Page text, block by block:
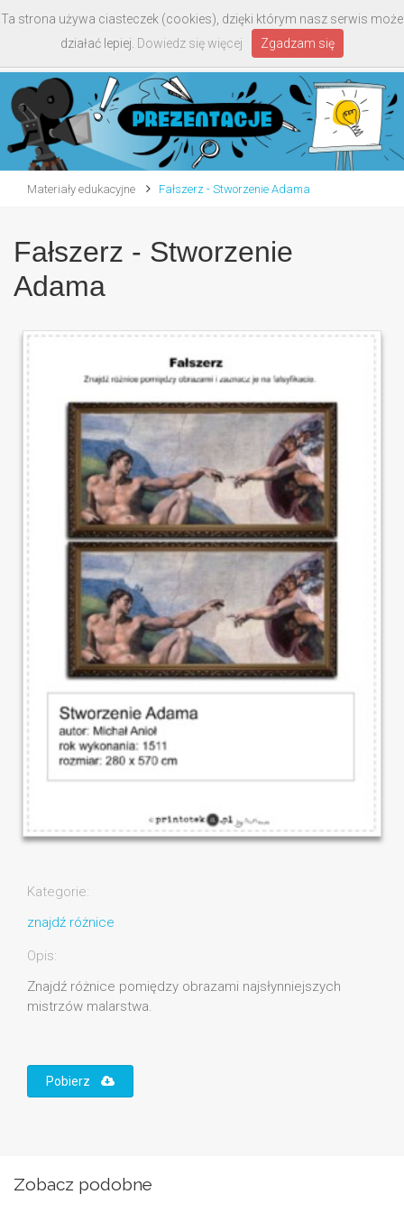
Materiały edukacyjne Fałszerz - Stworzenie Adama
Fałszerz - Stworzenie
Adama
Kategorie:
znajdź różnice
Opis:
Znajdź różnice pomiędzy obrazami najsłynniejszych
mistrzów malarstwa.
Pobierz
Zobacz podobne
Ta strona używa ciasteczek (cookies), dzięki którym nasz serwis może
działać lepiej. Dowiedz się więcej Zgadzam się